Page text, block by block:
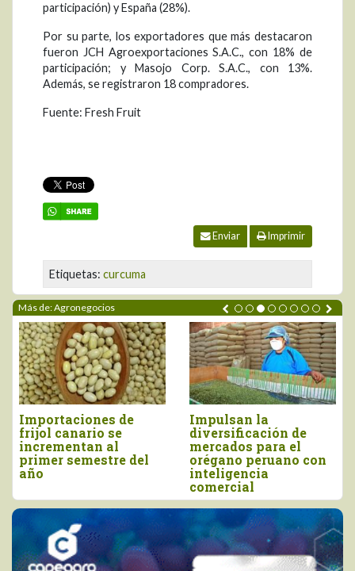
participación) y España (28%).
Por su parte, los exportadores que más destacaron
fueron JCH Agroexportaciones S.A.C., con 18% de
participación; y Masojo Corp. S.A.C., con 13%.
Además, se registraron 18 compradores.
Fuente: Fresh Fruit
Enviar Imprimir
Etiquetas: curcuma
Más de: Agronegocios
Importaciones de
frijol canario se
incrementan al
primer semestre del
año
Impulsan la
diversificación de
mercados para el
orégano peruano con
inteligencia
comercial